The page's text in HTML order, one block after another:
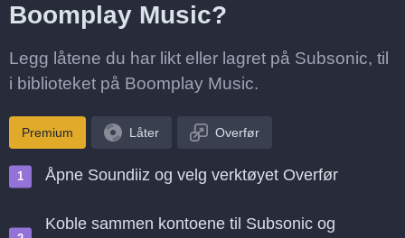
Boomplay Music?
Legg låtene du har likt eller lagret på Subsonic, til
i biblioteket på Boomplay Music.
Premium Låter Overfør
Åpne Soundiiz og velg verktøyet Overfør
Koble sammen kontoene til Subsonic og